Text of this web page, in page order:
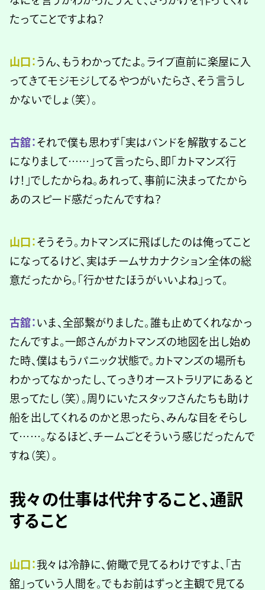
たってことですよね？
山口： うん、もうわかってたよ。ライブ直前に楽屋に入
ってきてモジモジしてるやつがいたらさ、そう言うし
かないでしょ（笑）。
古舘： それで僕も思わず「実はバンドを解散すること
になりまして……」って言ったら、即「カトマンズ行
け！」でしたからね。あれって、事前に決まってたから
あのスピード感だったんですね？
山口： そうそう。カトマンズに飛ばしたのは俺ってこと
になってるけど、実はチームサカナクション全体の総
意だったから。「行かせたほうがいいよね」って。
古舘： いま、全部繋がりました。誰も止めてくれなかっ
たんですよ。一郎さんがカトマンズの地図を出し始め
た時、僕はもうパニック状態で。カトマンズの場所も
わかってなかったし、てっきりオーストラリアにあると
思ってたし（笑）。周りにいたスタッフさんたちも助け
船を出してくれるのかと思ったら、みんな目をそらし
て……。なるほど、チームごとそういう感じだったんで
すね（笑）。
我々の仕事は代弁すること、通訳
すること
山口：我々は冷静に、俯瞰で見てるわけですよ、「古
舘」っていう人間を。でもお前はずっと主観で見てる